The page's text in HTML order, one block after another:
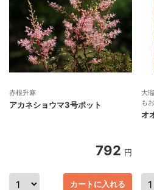
赤根升麻
アカネショウマ3号ポット
792 円
カートに入れる
大
も
オ